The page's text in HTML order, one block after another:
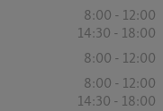
8:00 - 12:00
14:30 - 18:00
8:00 - 12:00
8:00 - 12:00
14:30 - 18:00